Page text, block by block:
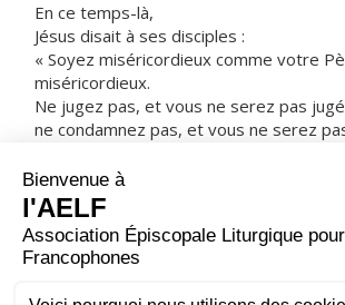
En ce temps-là,
Jésus disait à ses disciples :
« Soyez miséricordieux comme votre
miséricordieux.
Ne jugez pas, et vous ne serez pas
ne condamnez pas, et vous ne serez
Donnez, et l’on vous donnera :
c’est une mesure bien pleine, tassée,
débordante,
qui sera versée dans le pan de votre
car la mesure dont vous vous servez
servira de mesure aussi pour vous. »